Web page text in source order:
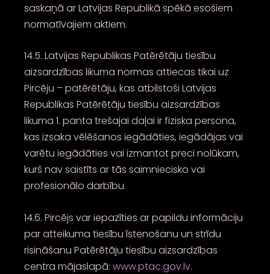
saskaņā ar Latvijas Republikā spēkā esošiem
normatīvajiem aktiem.
14.5. Latvijas Republikas Patērētāju tiesību
aizsardzības likuma normas attiecas tikai uz
Pircēju – patērētāju, kas atbilstoši Latvijas
Republikas Patērētāju tiesību aizsardzības
likuma 1. panta trešajai daļai ir fiziska persona,
kas izsaka vēlēšanos iegādāties, iegādājas vai
varētu iegādāties vai izmantot preci nolūkam,
kurš nav saistīts ar tās saimniecisko vai
profesionālo darbību.
14.6. Pircējs var iepazīties ar papildu informāciju
par atteikuma tiesību īstenošanu un strīdu
risināšanu Patērētāju tiesību aizsardzības
centra mājaslapā: www.ptac.gov.lv.